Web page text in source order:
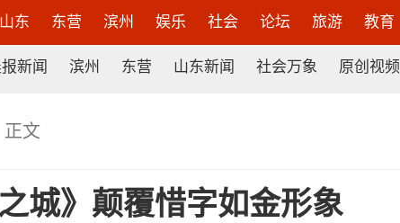
山东 东营 滨州 娱乐 社会 论坛 旅游 教育
新闻 滨州 东营 山东新闻 社会万象 原创视频
正文
城》颠覆惜字如金形象